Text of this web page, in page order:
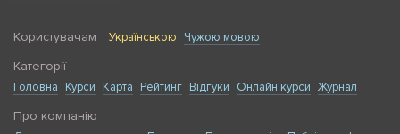
Користувачам Українською Чужою мовою
Категорії
Головна Курси Карта Рейтинг Відгуки Онлайн курси Журнал
Про компанію